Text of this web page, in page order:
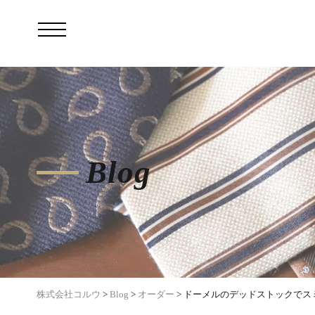
Blog
株式会社コルウ > Blog > オーダー > ドーメルのデッドストックでス